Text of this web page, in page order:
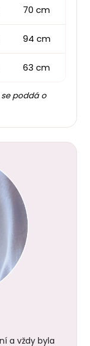
70 cm
94 cm
63 cm
poddá o
a vždy byla